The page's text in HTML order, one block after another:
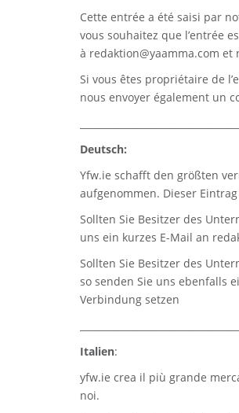
Cette entrée a été saisi par
vous souhaitez que l’entrée
à redaktion@yaamma.com et
Si vous êtes propriétaire de
nous envoyer également un
Deutsch:
Yfw.ie schafft den größten
aufgenommen. Dieser
Sollten Sie Besitzer des
uns ein kurzes E-Mail an
Sollten Sie Besitzer des
so senden Sie uns ebenfalls
Verbindung setzen
Italien:
yfw.ie crea il più grande
noi.